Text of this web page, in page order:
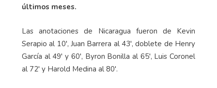
últimos meses.
Las anotaciones de Nicaragua fueron de Kevin
Serapio al 10', Juan Barrera al 43', doblete de Henry
García al 49' y 60', Byron Bonilla al 65', Luis Coronel
al 72' y Harold Medina al 80'.